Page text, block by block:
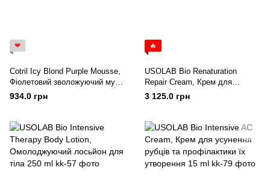
❤
Cotril Icy Blond Purple Mousse,
Фіолетовий зволожуючий мус
200 ml
934.0 грн
🔥
USOLAB Bio Renaturation
Repair Cream, Крем для
регенерації та омолодження
шкіри 100 ml
3 125.0 грн